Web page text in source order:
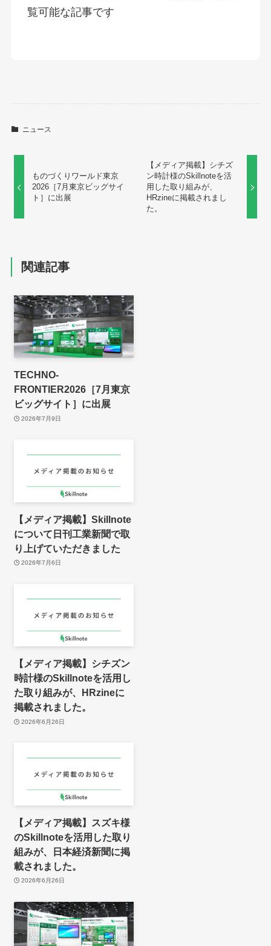
覧可能な記事です
ニュース
ものづくりワールド東京
2026［7月東京ビッグサイ
ト］に出展
【メディア掲載】シチズ
ン時計様のSkillnoteを活
用した取り組みが、
HRzineに掲載されまし
た。
関連記事
TECHNO-
FRONTIER2026［7月東京
ビッグサイト］に出展
2026年7月9日
【メディア掲載】Skillnote
について日刊工業新聞で取
り上げていただきました
2026年7月6日
【メディア掲載】シチズン
時計様のSkillnoteを活用し
た取り組みが、HRzineに
掲載されました。
2026年6月26日
【メディア掲載】スズキ様
のSkillnoteを活用した取り
組みが、日本経済新聞に掲
載されました。
2026年6月26日